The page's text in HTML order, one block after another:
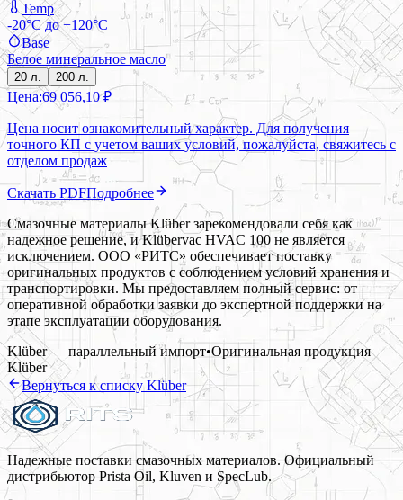
Temp
-20°C до +120°C
Base
Белое минеральное масло
20 л. 200 л.
Цена:69 056,10 ₽
Цена носит ознакомительный характер. Для получения
точного КП с учетом ваших условий, пожалуйста, свяжитесь с
отделом продаж
Скачать PDFПодробнее
Смазочные материалы Klüber зарекомендовали себя как
надежное решение, и Klübervac HVAC 100 не является
исключением. ООО «РИТС» обеспечивает поставку
оригинальных продуктов с соблюдением условий хранения и
транспортировки. Мы предоставляем полный сервис: от
оперативной обработки заявки до экспертной поддержки на
этапе эксплуатации оборудования.
Klüber — параллельный импорт•Оригинальная продукция
Klüber
Вернуться к списку Klüber
Надежные поставки смазочных материалов. Официальный
дистрибьютор Prista Oil, Kluven и SpecLub.